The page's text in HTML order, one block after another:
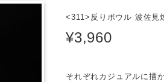
<311>反りボウル 波佐見
¥3,960
それぞれカジュアルに描